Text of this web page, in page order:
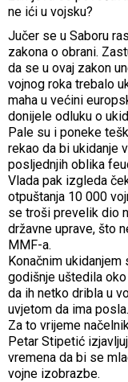
ne ići u vojsku?
Jučer se u Saboru
zakona o obrani.
da se u ovaj zakon
vojnog roka trebalo
maha u većini
donijele odluku o
Pale su i poneke
rekao da bi ukidanje
posljednjih oblika
Vlada pak izgleda
otpuštanja 10 000
se troši prevelik dio
državne uprave, što
MMF-a.
Konačnim ukidanjem
godišnje uštedila
da ih netko dribla u
uvjetom da ima posla.
Za to vrijeme
Petar Stipetić
vremena da bi se
vojne izobrazbe.